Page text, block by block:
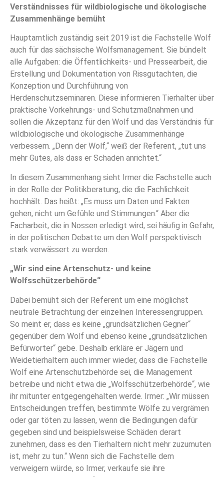
Verständnisses für wildbiologische und ökologische
Zusammenhänge bemüht
Hauptamtlich zuständig seit 2019 ist die Fachstelle Wolf
auch für das sächsische Wolfsmanagement. Sie bündelt
alle Aufgaben: die Öffentlichkeits- und Pressearbeit, die
Erstellung und Dokumentation von Rissgutachten, die
Konzeption und Durchführung von
Herdenschutzseminaren. Diese informieren Tierhalter über
praktische Vorkehrungs- und Schutzmaßnahmen und
sollen die Akzeptanz für den Wolf und das Verständnis für
wildbiologische und ökologische Zusammenhänge
verbessern. „Denn der Wolf,“ weiß der Referent, „tut uns
mehr Gutes, als dass er Schaden anrichtet.“
In diesem Zusammenhang sieht Irmer die Fachstelle auch
in der Rolle der Politikberatung, die die Fachlichkeit
hochhält. Das heißt: „Es muss um Daten und Fakten
gehen, nicht um Gefühle und Stimmungen.“ Aber die
Facharbeit, die in Nossen erledigt wird, sei häufig in Gefahr,
in der politischen Debatte um den Wolf perspektivisch
stark verwässert zu werden.
„Wir sind eine Artenschutz- und keine
Wolfsschützerbehörde“
Dabei bemüht sich der Referent um eine möglichst
neutrale Betrachtung der einzelnen Interessengruppen.
So meint er, dass es keine „grundsätzlichen Gegner“
gegenüber dem Wolf und ebenso keine „grundsätzlichen
Befürworter“ gebe. Deshalb erkläre er Jägern und
Weidetierhaltern auch immer wieder, dass die Fachstelle
Wolf eine Artenschutzbehörde sei, die Management
betreibe und nicht etwa die „Wolfsschützerbehörde“, wie
ihr mitunter entgegengehalten werde. Irmer: „Wir müssen
Entscheidungen treffen, bestimmte Wölfe zu vergrämen
oder gar töten zu lassen, wenn die Bedingungen dafür
gegeben sind und beispielsweise Schäden derart
zunehmen, dass es den Tierhaltern nicht mehr zuzumuten
ist, mehr zu tun.“ Wenn sich die Fachstelle dem
verweigern würde, so Irmer, verkaufe sie ihre